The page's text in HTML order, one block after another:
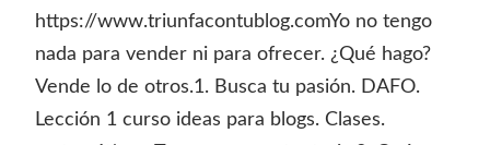
https://www.triunfacontublog.comYo no tengo
nada para vender ni para ofrecer. ¿Qué hago?
Vende lo de otros.1. Busca tu pasión. DAFO.
Lección 1 curso ideas para blogs. Clases.